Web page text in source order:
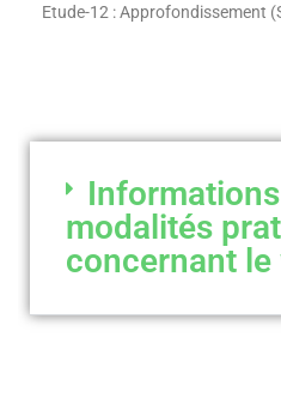
Etude-12 : Approfondissement
modalités
concernant